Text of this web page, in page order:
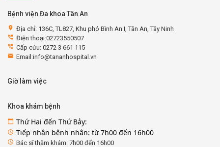
Bệnh viện Đa khoa Tân An
location_on Địa chỉ: 136C, TL827, Khu phó Bình An I, Tân An, Tây Ninh
perm_phone_msg Điện thoại:02723550507
perm_phone_msg Cấp cứu: 0272 3 661 115
email Email:info@tananhospital.vn
Giờ làm việc
Khoa khám bệnh
calendar_today Thứ Hai đến Thứ Bảy:
access_time Tiếp nhận bệnh nhân: từ 7h00 đến 16h00
access_time Bác sĩ thăm khám: 7h00 đến 16h00